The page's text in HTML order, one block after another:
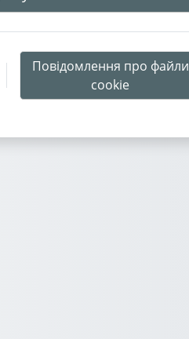
Повідомлення про файли
cookie